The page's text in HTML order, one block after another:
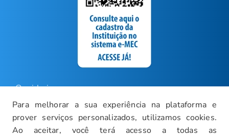
Para melhorar a sua experiência na plataforma e
prover serviços personalizados, utilizamos cookies.
Ao aceitar, você terá acesso a todas as
Ouvidoria
Carreiras
Intranet